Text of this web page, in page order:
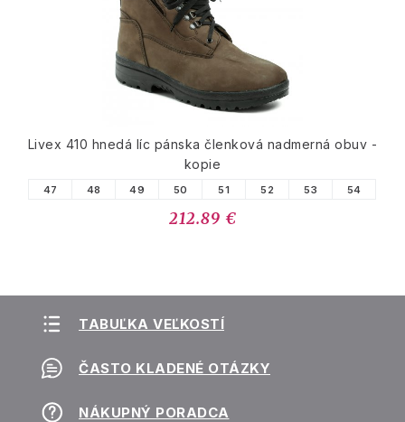
Livex 410 hnedá líc pánska členková nadmerná obuv -
kopie
47 48 49 50 51 52 53 54
212.89 €
TABUĽKA VEĽKOSTÍ
ČASTO KLADENÉ OTÁZKY
NÁKUPNÝ PORADCA